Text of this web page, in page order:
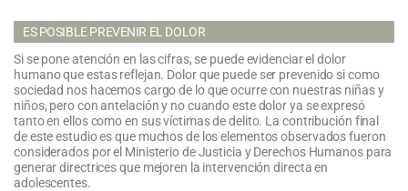
ES POSIBLE PREVENIR EL DOLOR
Si se pone atención en las cifras, se puede evidenciar el dolor
humano que estas reflejan. Dolor que puede ser prevenido si como
sociedad nos hacemos cargo de lo que ocurre con nuestras niñas y
niños, pero con antelación y no cuando este dolor ya se expresó
tanto en ellos como en sus víctimas de delito. La contribución final
de este estudio es que muchos de los elementos observados fueron
considerados por el Ministerio de Justicia y Derechos Humanos para
generar directrices que mejoren la intervención directa en
adolescentes.